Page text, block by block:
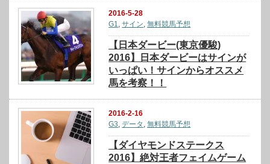
2016-5-28
G1,サイン,無料競馬予想
【日本ダービー(東京優駿)
2016】日本ダービーはサインが
いっぱい！サインからオススメ
馬を考察！！
2016-2-16
G3,データ ,無料競馬予想
【ダイヤモンドステークス
2016】絶対王者フェイムゲーム